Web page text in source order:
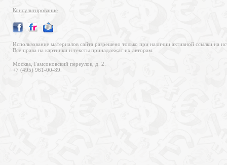
Консультирование
Использование материалов сайта разрешено только при наличии активной ссылки на
Все права на картинки и тексты принадлежат их авторам.
Москва, Гамсоновский переулок, д. 2.
+7 (495) 961-00-89.